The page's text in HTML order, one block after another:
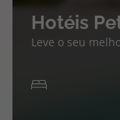
Hotéis
Leve o seu